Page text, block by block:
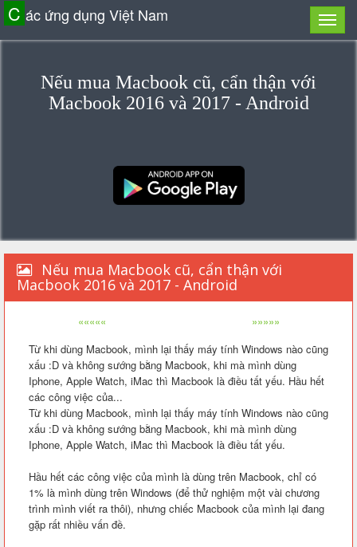
C ác ứng dụng Việt Nam
Nếu mua Macbook cũ, cẩn thận với
Macbook 2016 và 2017 - Android
Nếu mua Macbook cũ, cẩn thận với
Macbook 2016 và 2017 - Android
«««««
»»»»»
Từ khi dùng Macbook, mình lại thấy máy tính Windows nào cũng
xấu :D và không sướng bằng Macbook, khi mà mình dùng
Iphone, Apple Watch, iMac thì Macbook là điều tất yếu. Hầu hết
các công việc của...
Từ khi dùng Macbook, mình lại thấy máy tính Windows nào cũng
xấu :D và không sướng bằng Macbook, khi mà mình dùng
Iphone, Apple Watch, iMac thì Macbook là điều tất yếu.
Hầu hết các công việc của mình là dùng trên Macbook, chỉ có
1% là mình dùng trên Windows (để thử nghiệm một vài chương
trình mình viết ra thôi), nhưng chiếc Macbook của mình lại đang
gặp rất nhiều vấn đề.